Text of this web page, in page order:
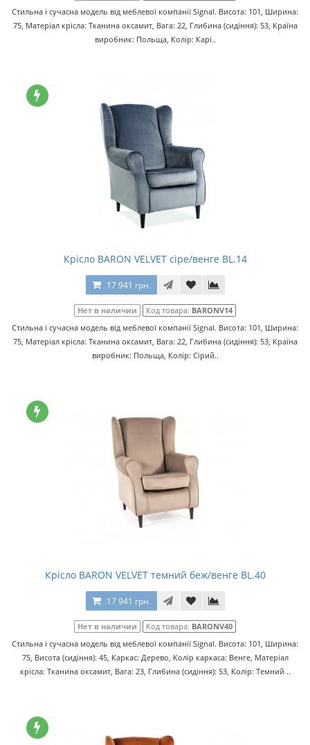
Стильна і сучасна модель від меблевої компанії Signal. Висота: 101, Ширина:
75, Матеріал крісла: Тканина оксамит, Вага: 22, Глибина (сидіння): 53, Країна
виробник: Польща, Колір: Карі..
Крісло BARON VELVET сіре/венге BL.14
17 941 грн.
Нет в наличии Код товара: BARONV14
Стильна і сучасна модель від меблевої компанії Signal. Висота: 101, Ширина:
75, Матеріал крісла: Тканина оксамит, Вага: 22, Глибина (сидіння): 53, Країна
виробник: Польща, Колір: Сірий..
Крісло BARON VELVET темний беж/венге BL.40
17 941 грн.
Нет в наличии Код товара: BARONV40
Стильна і сучасна модель від меблевої компанії Signal. Висота: 101, Ширина:
75, Висота (сидіння): 45, Каркас: Дерево, Колір каркаса: Венге, Матеріал
крісла: Тканина оксамит, Вага: 23, Глибина (сидіння): 53, Колір: Темний ..